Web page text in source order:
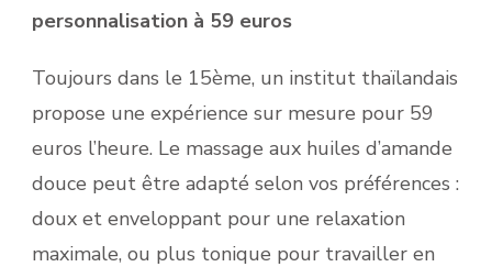
personnalisation à 59 euros
Toujours dans le 15ème, un institut thaïlandais
propose une expérience sur mesure pour 59
euros l’heure. Le massage aux huiles d’amande
douce peut être adapté selon vos préférences :
doux et enveloppant pour une relaxation
maximale, ou plus tonique pour travailler en